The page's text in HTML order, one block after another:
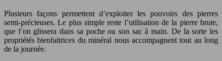
Plusieurs façons permettent d’exploiter les pouvoirs des pierres
semi-précieuses. Le plus simple reste l’utilisation de la pierre brute,
que l’on glissera dans sa poche ou son sac à main. De la sorte les
propriétés bienfaitrices du minéral nous accompagnent tout au long
de la journée.